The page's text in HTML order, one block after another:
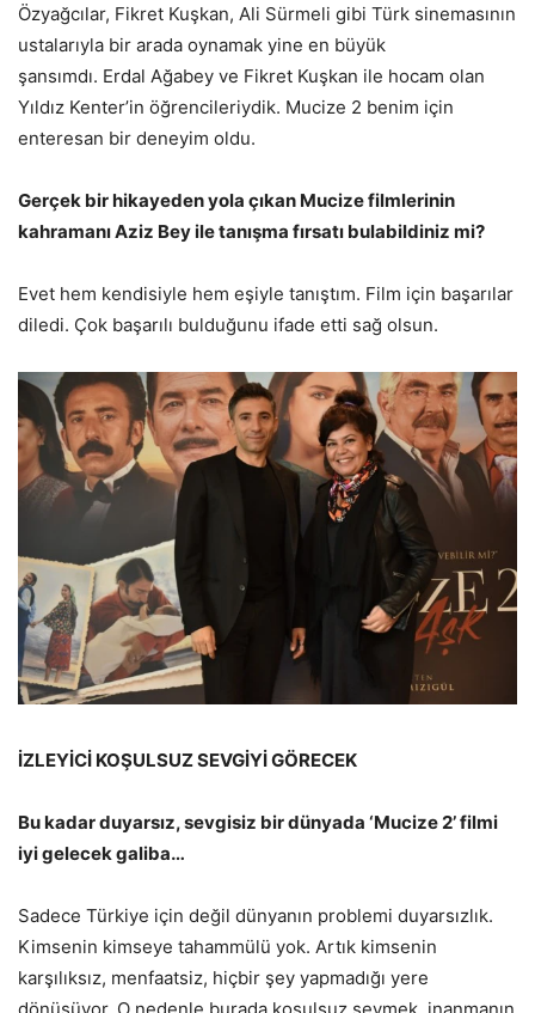
Özyağcılar, Fikret Kuşkan, Ali Sürmeli gibi Türk sinemasının
ustalarıyla bir arada oynamak yine en büyük
şansımdı. Erdal Ağabey ve Fikret Kuşkan ile hocam olan
Yıldız Kenter’in öğrencileriydik. Mucize 2 benim için
enteresan bir deneyim oldu.
Gerçek bir hikayeden yola çıkan Mucize filmlerinin
kahramanı Aziz Bey ile tanışma fırsatı bulabildiniz mi?
Evet hem kendisiyle hem eşiyle tanıştım. Film için başarılar
diledi. Çok başarılı bulduğunu ifade etti sağ olsun.
İZLEYİCİ KOŞULSUZ SEVGİYİ GÖRECEK
Bu kadar duyarsız, sevgisiz bir dünyada ‘Mucize 2’ filmi
iyi gelecek galiba…
Sadece Türkiye için değil dünyanın problemi duyarsızlık.
Kimsenin kimseye tahammülü yok. Artık kimsenin
karşılıksız, menfaatsiz, hiçbir şey yapmadığı yere